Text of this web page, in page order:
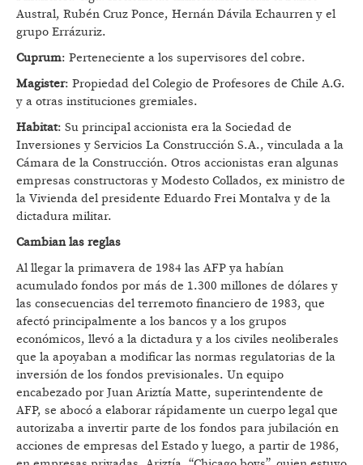
Austral, Rubén Cruz Ponce, Hernán Dávila Echaurren y el
grupo Errázuriz.
Cuprum: Perteneciente a los supervisores del cobre.
Magister: Propiedad del Colegio de Profesores de Chile A.G.
y a otras instituciones gremiales.
Habitat: Su principal accionista era la Sociedad de
Inversiones y Servicios La Construcción S.A., vinculada a la
Cámara de la Construcción. Otros accionistas eran algunas
empresas constructoras y Modesto Collados, ex ministro de
la Vivienda del presidente Eduardo Frei Montalva y de la
dictadura militar.
Cambian las reglas
Al llegar la primavera de 1984 las AFP ya habían
acumulado fondos por más de 1.300 millones de dólares y
las consecuencias del terremoto financiero de 1983, que
afectó principalmente a los bancos y a los grupos
económicos, llevó a la dictadura y a los civiles neoliberales
que la apoyaban a modificar las normas regulatorias de la
inversión de los fondos previsionales. Un equipo
encabezado por Juan Ariztía Matte, superintendente de
AFP, se abocó a elaborar rápidamente un cuerpo legal que
autorizaba a invertir parte de los fondos para jubilación en
acciones de empresas del Estado y luego, a partir de 1986,